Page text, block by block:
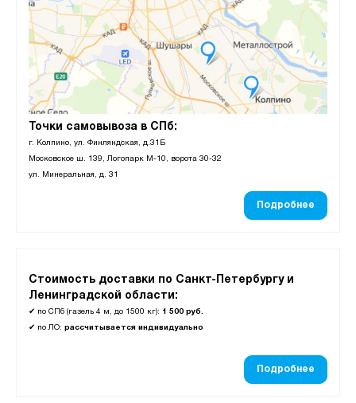
Точки самовывоза в СПб:
г. Колпино, ул. Финляндская, д.31Б
Московское ш. 139, Логопарк М-10, ворота 30-32
ул. Минеральная, д. 31
Подробнее
Стоимость доставки по Санкт-Петербургу и
Ленинградской области:
✔ по СПб (газель 4 м, до 1500 кг): 1 500 руб.
✔ по ЛО: рассчитывается индивидуально
Подробнее